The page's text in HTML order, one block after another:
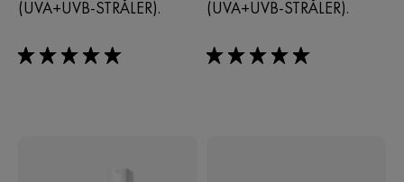
(UVA+UVB-STRÅLER).
5/5
(UVA+UVB-STRÅLER).
5/5